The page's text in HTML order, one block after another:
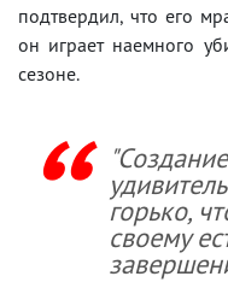
подтвердил, что его
он играет наемного
сезоне.
горько,
своему